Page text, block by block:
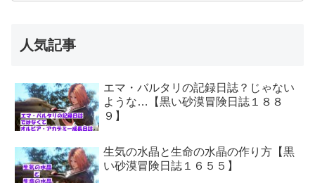
人気記事
エマ・バルタリの記録日誌？じゃない
ような…【黒い砂漠冒険日誌１８８
９】
生気の水晶と生命の水晶の作り方【黒
い砂漠冒険日誌１６５５】